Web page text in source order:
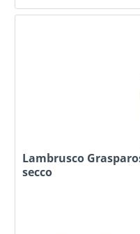
Lambrusco
secco